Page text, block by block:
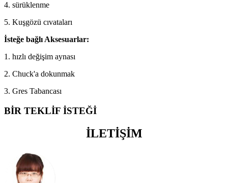
4. sürüklenme
5. Kuşgözü cıvataları
İsteğe bağlı Aksesuarlar:
1. hızlı değişim aynası
2. Chuck'a dokunmak
3. Gres Tabancası
BİR TEKLİF İSTEĞİ
İLETİŞİM